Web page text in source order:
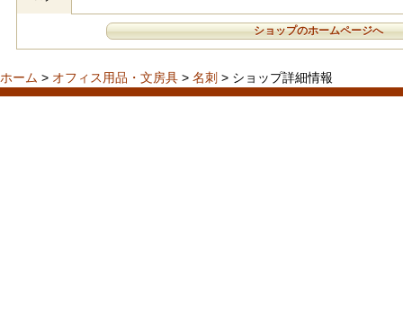
ショップのホームページへ
ホーム > オフィス用品・文房具 > 名刺 > ショップ詳細情報